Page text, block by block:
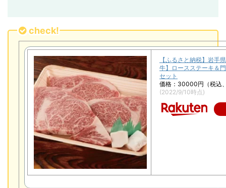
check!
【ふるさと納税】岩手
牛】ロースステーキ＆
セット
価格：30000円（税込
(2022/9/10時点)